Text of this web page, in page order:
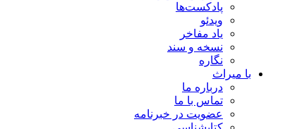
پادکست‌ها
ویدئو
یاد مفاخر
نسخه و سند
نگاره
با میراث
درباره ما
تماس با ما
عضویت در خبرنامه